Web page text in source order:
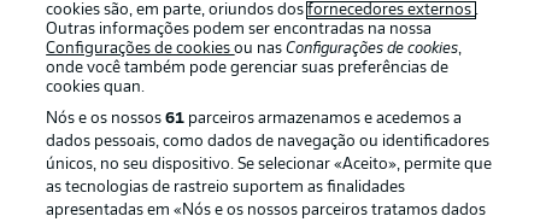
Oferecido por
cookies são, em parte, oriundos dosfornecedores externos .
Outras informações podem ser encontradas na nossa
Configurações de cookiesou nasConfigurações de cookies,
onde você também pode gerenciar suas preferências de
cookies quan.
Nós e os nossos61 parceiros armazenamos e acedemos a
dados pessoais, como dados de navegação ou identificadores
únicos, no seu dispositivo. Se selecionar «Aceito», permite que
as tecnologias de rastreio suportem as finalidades
apresentadas em «Nós e os nossos parceiros tratamos dados